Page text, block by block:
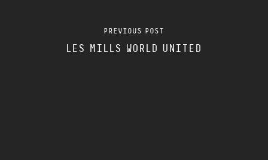
PREVIOUS POST
LES MILLS WORLD UNITED